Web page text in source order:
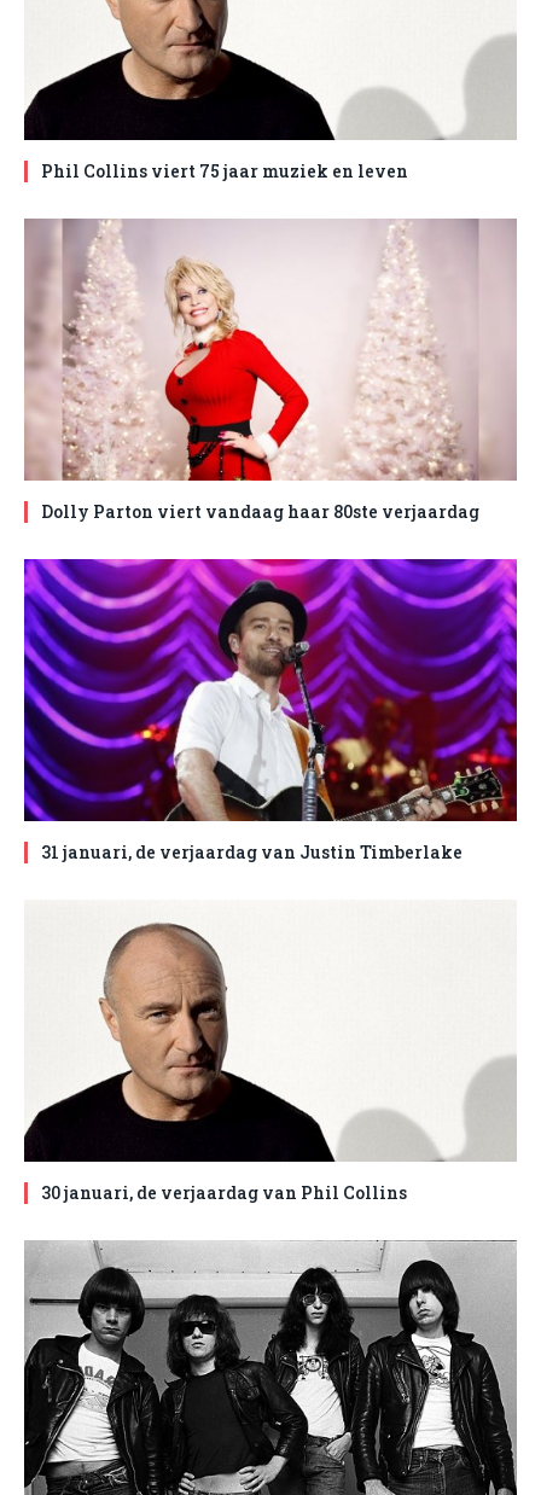
Phil Collins viert 75 jaar muziek en leven
Dolly Parton viert vandaag haar 80ste verjaardag
31 januari, de verjaardag van Justin Timberlake
30 januari, de verjaardag van Phil Collins